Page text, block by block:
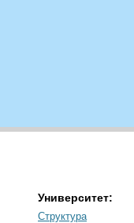
Университет:
Структура